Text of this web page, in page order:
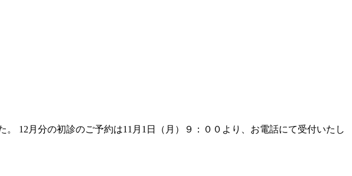
12月分の初診のご予約は11月1日（月）９：００より、お電話にて受付いたし